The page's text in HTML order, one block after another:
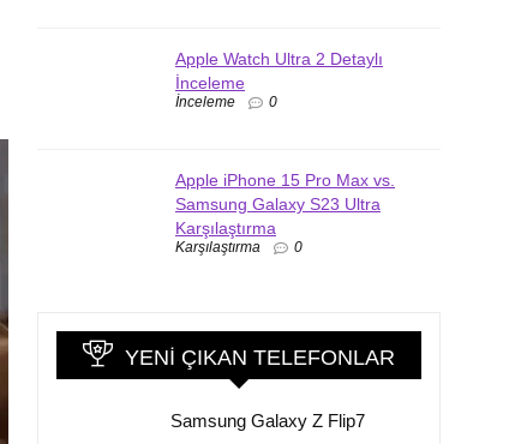
Apple Watch Ultra 2 Detaylı
İnceleme
İnceleme 0
Apple iPhone 15 Pro Max vs.
Samsung Galaxy S23 Ultra
Karşılaştırma
Karşılaştırma 0
YENI ÇIKAN TELEFONLAR
Samsung Galaxy Z Flip7